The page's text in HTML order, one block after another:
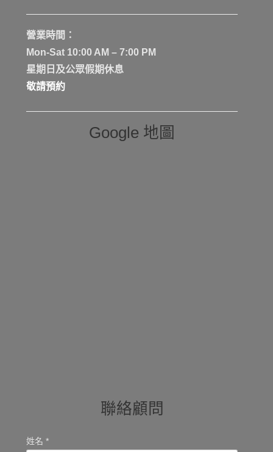
營業時間：
Mon-Sat 10:00 AM – 7:00 PM
星期日及公眾假期休息
敬請預約
Google 地圖
聯絡顧問
姓名 *